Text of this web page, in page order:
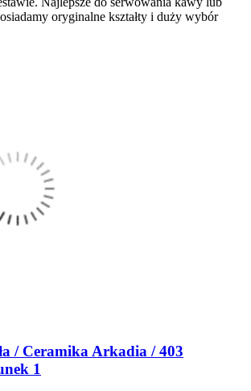
oryginalne kształty i duży wybór
/ Ceramika Arkadia / 403
1